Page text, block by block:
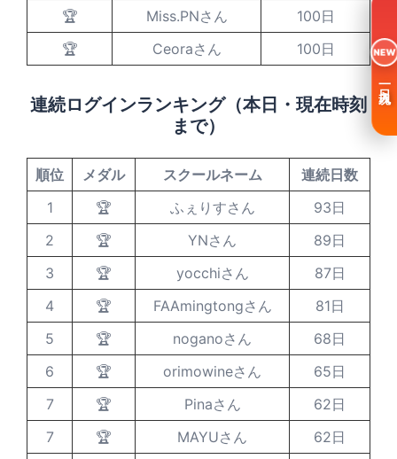
🏆
Miss.PNさん
100日
🏆
Ceoraさん 100日
連続ログインランキング（本日・現在時刻
まで）
順位 メダル スクールネーム
連続日数
1
🏆 ふぇりすさん
93日
2
🏆 YNさん
89日
3
🏆 yocchiさん
87日
4
🏆 FAAmingtongさん
81日
5
🏆 noganoさん
68日
6
🏆 orimowineさん
65日
7
🏆 Pinaさん
62日
7
🏆 MAYUさん
62日
NEW